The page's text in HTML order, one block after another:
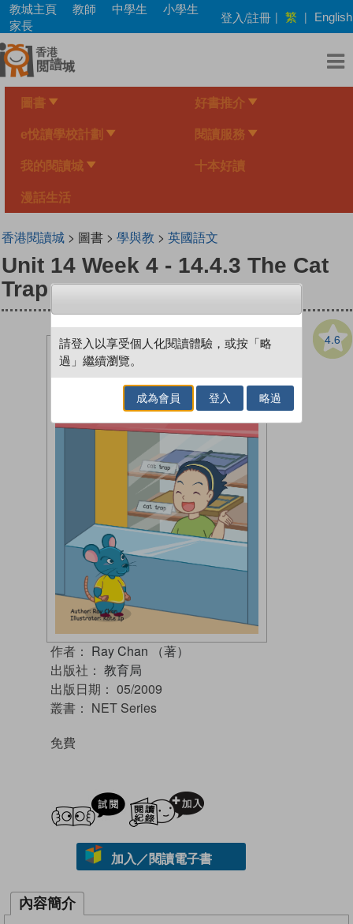
Skip
main
content
教城主頁 教師 中學生
小學生
家長
登入/註冊 | 繁 | English
圖書 好書推介
e悅讀學校計劃 閱讀服務
我的閱讀城 十本好讀
漫話生活
香港閱讀城> 圖書 > 學與教 > 英國語文
Unit 14 Week 4 - 14.4.3 The Cat
Trap
4.6
作者： Ray Chan （著）
出版社： 教育局
出版日期： 05/2009
叢書： NET Series
免費
試閲
加入／閱讀電子書
內容簡介
請登入以享受個人化閱讀體驗，或按「略
過」繼續瀏覽。
成為會員 登入 略過